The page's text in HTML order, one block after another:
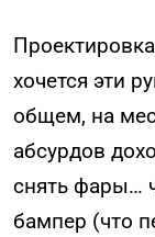
хочется эти
общем, на
абсурдов
снять фары…
бампер (что